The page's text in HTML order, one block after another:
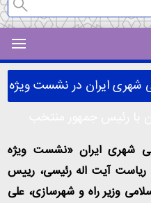
شهری ایران در نشست ویژه
رئیس جمهور منتخب
شهری ایران «نشست ویژه
آیت اله رئیسی، رییس
وزیر راه و شهرسازی، علی